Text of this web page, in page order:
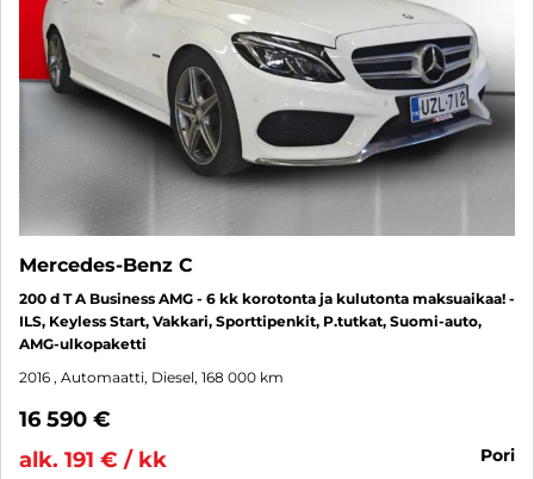
Mercedes-Benz C
200 d T A Business AMG - 6 kk korotonta ja kulutonta maksuaikaa! -
ILS, Keyless Start, Vakkari, Sporttipenkit, P.tutkat, Suomi-auto,
AMG-ulkopaketti
2016 , Automaatti, Diesel, 168 000 km
16 590 €
alk. 191 € / kk
pori